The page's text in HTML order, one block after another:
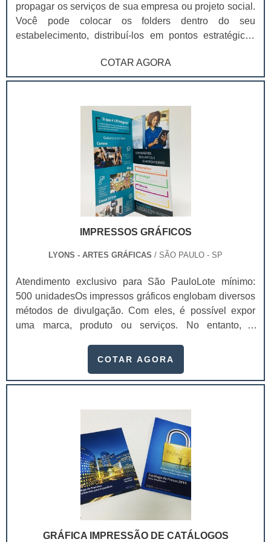
é imprescindível buscar uma empresa séria, que seja
especializada no segmento de desenvolvimento e
adquire um produto de qualidade e obtém as garantias
proporcionadas apenas por empresas idôneas. .
propagar os serviços de sua empresa ou projeto social.
Você pode colocar os folders dentro do seu
estabelecimento, distribuí-los em pontos estratégicos
seja bem-feito, você vai contar com profissionais
especializados em diagramação e comunicação visual,
empresa e do seu produto, para enquadrar dentro do
folder. Veja, abaixo, alguns dos tipos mais tradicionais
para a impressão de folders, nos quais você pode
solicitar: Impressão em uma dobra; Impressão em duas
dobras; Impressão em três dobras em charuto;
Impressão em três dobras zig-zag.
COTAR AGORA
IMPRESSOS GRÁFICOS
LYONS - ARTES GRÁFICAS / SÃO PAULO - SP
Atendimento exclusivo para São PauloLote mínimo:
500 unidadesOs impressos gráficos englobam diversos
métodos de divulgação. Com eles, é possível expor
uma marca, produto ou serviços. No entanto, é
que, pela variedade, cada impresso gráfico se encaixa
divulgação. Exemplos de impressos
visita;Catálogo; Revistas; Folder; Flyers; Calendário de
mesa;Envelopes; Etiquetas; Entre outros. O cartão de
visita é uma das formas de divulgação. Ele é
responsável por criar uma identidade para a empresa e
se torna a marca de um profissional.O uso da peça é
recomendado para transmitir para o outro muito além
dos contatos de uma empresa, como por exemplo a
cliente visualizar de forma ampla os serviços ou
COTAR AGORA
GRÁFICA IMPRESSÃO DE CATÁLOGOS